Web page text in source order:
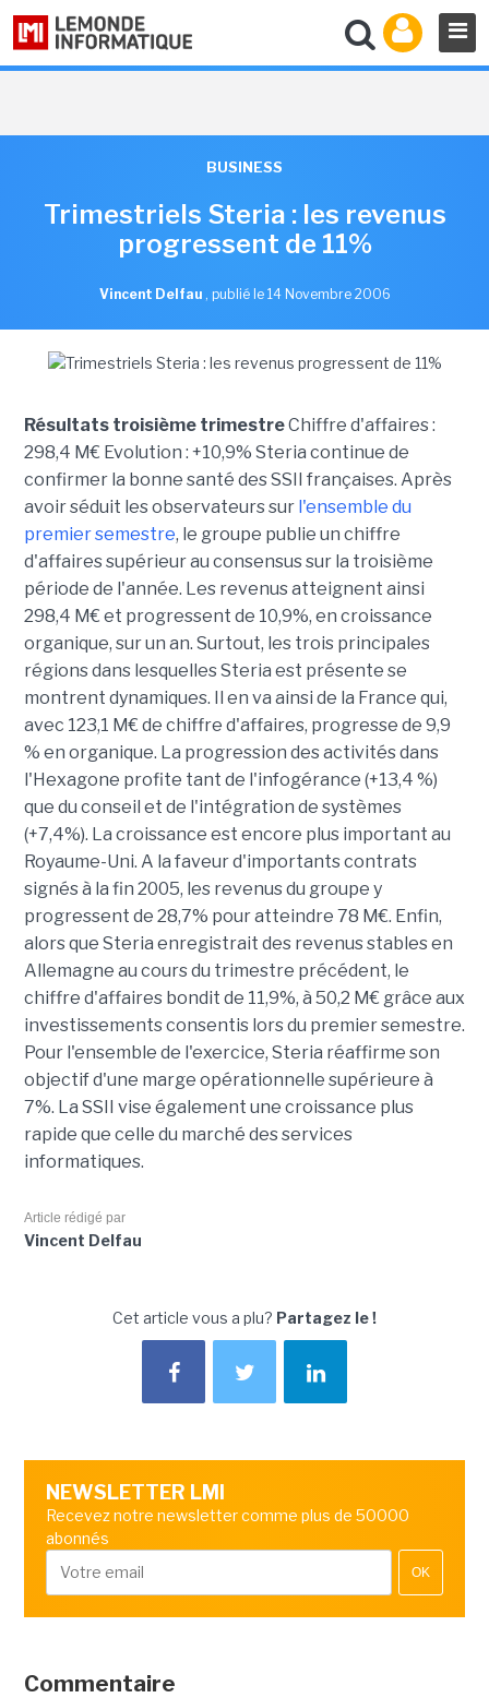
BUSINESS
Trimestriels Steria : les revenus
progressent de 11%
Vincent Delfau , publié le 14 Novembre 2006
Résultats troisième trimestreChiffre d'affaires :
298,4 M€ Evolution : +10,9% Steria continue de
confirmer la bonne santé des SSII françaises. Après
avoir séduit les observateurs sur l'ensemble du
premier semestre, le groupe publie un chiffre
d'affaires supérieur au consensus sur la troisième
période de l'année. Les revenus atteignent ainsi
298,4 M€ et progressent de 10,9%, en croissance
organique, sur un an. Surtout, les trois principales
régions dans lesquelles Steria est présente se
montrent dynamiques. Il en va ainsi de la France qui,
avec 123,1 M€ de chiffre d'affaires, progresse de 9,9
% en organique. La progression des activités dans
l'Hexagone profite tant de l'infogérance (+13,4 %)
que du conseil et de l'intégration de systèmes
(+7,4%). La croissance est encore plus important au
Royaume-Uni. A la faveur d'importants contrats
signés à la fin 2005, les revenus du groupe y
progressent de 28,7% pour atteindre 78 M€. Enfin,
alors que Steria enregistrait des revenus stables en
Allemagne au cours du trimestre précédent, le
chiffre d'affaires bondit de 11,9%, à 50,2 M€ grâce aux
investissements consentis lors du premier semestre.
Pour l'ensemble de l'exercice, Steria réaffirme son
objectif d'une marge opérationnelle supérieure à
7%. La SSII vise également une croissance plus
rapide que celle du marché des services
informatiques.
Article rédigé par
Vincent Delfau
Cet article vous a plu? Partagez le !
NEWSLETTER LMI
Recevez notre newsletter comme plus de 50000
abonnés
OK
Commentaire